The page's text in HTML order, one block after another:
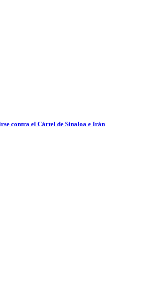
contra el Cártel de Sinaloa e Irán